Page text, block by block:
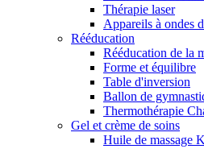
Thérapie laser
Appareils à ondes
Rééducation
Rééducation de la
Forme et équilibre
Table d'inversion
Ballon de
Thermothérapie
Gel et crème de soins
Huile de massage